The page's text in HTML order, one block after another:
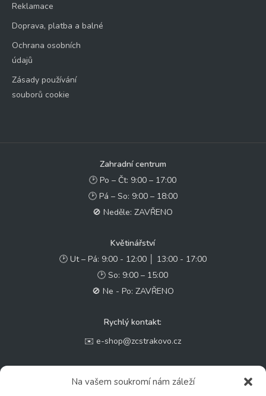
Na vašem soukromí nám záleží
Reklamace
Doprava, platba a balné
Ochrana osobních
údajů
Zásady používání
souborů cookie
Zahradní centrum
🕑 Po – Čt: 9:00 – 17:00
🕑 Pá – So: 9:00 – 18:00
🚫 Neděle: ZAVŘENO
Květinářství
🕑 Ut – Pá: 9:00 - 12:00 │ 13:00 - 17:00
🕑 So: 9:00 – 15:00
🚫 Ne - Po: ZAVŘENO
Rychlý kontakt:
✉️ e-shop@zcstrakovo.cz